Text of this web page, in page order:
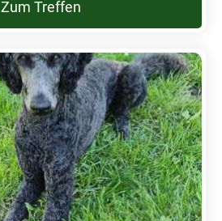
Zum Treffen